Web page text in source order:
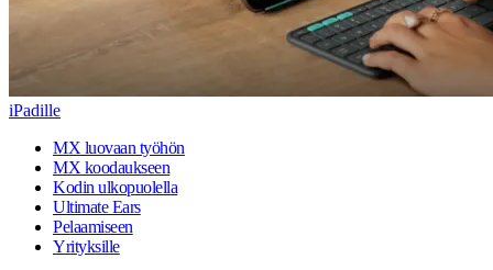
iPadille
MX luovaan työhön
MX koodaukseen
Kodin ulkopuolella
Ultimate Ears
Pelaamiseen
Yrityksille